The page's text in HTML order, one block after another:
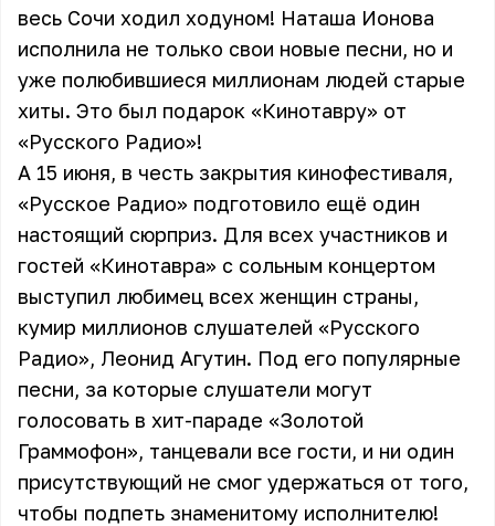
весь Сочи ходил ходуном! Наташа Ионова
исполнила не только свои новые песни, но и
уже полюбившиеся миллионам людей старые
хиты. Это был подарок «Кинотавру» от
«Русского Радио»!
А 15 июня, в честь закрытия кинофестиваля,
«Русское Радио» подготовило ещё один
настоящий сюрприз. Для всех участников и
гостей «Кинотавра» с сольным концертом
выступил любимец всех женщин страны,
кумир миллионов слушателей «Русского
Радио», Леонид Агутин. Под его популярные
песни, за которые слушатели могут
голосовать в хит-параде «Золотой
Граммофон», танцевали все гости, и ни один
присутствующий не смог удержаться от того,
чтобы подпеть знаменитому исполнителю!